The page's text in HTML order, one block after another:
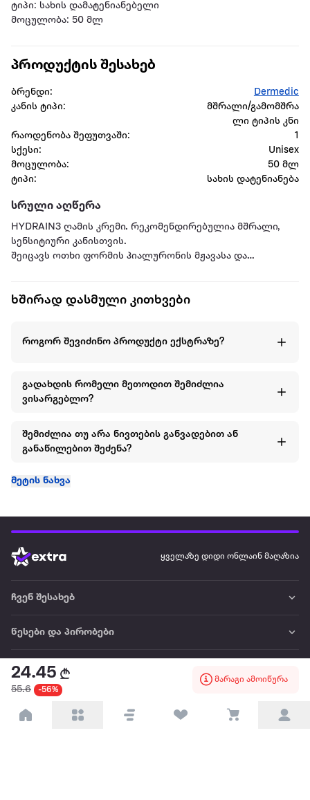
ტიპი: სახის დამატენიანებელი
მოცულობა: 50 მლ
24.45
55.6 -56%
მარაგი ამოიწურა
პროდუქტის შესახებ
ბრენდი:
Dermedic
კანის ტიპი:
მშრალი/გამომშრა
ლი ტიპის კნი
რაოდენობა შეფუთვაში:
1
სქესი:
Unisex
მოცულობა:
50 მლ
ტიპი:
სახის დატენიანება
სრული აღწერა
HYDRAIN3 ღამის კრემი. რეკომენდირებულია მშრალი,
სენსიტიური კანისთვის.
შეიცავს ოთხი ფორმის ჰიალურონის მჟავასა და
ინტენსიურ დატენიანებას და მისი ბარიერის აღდგენას.
მოძრაობით. ჰიპოალერგიული, შეიცავს თერმულ წყალს.
ხშირად დასმული კითხვები
როგორ შევიძინო პროდუქტი ექსტრაზე?
გადახდის რომელი მეთოდით შემიძლია
ვისარგებლო?
შემიძლია თუ არა ნივთების განვადებით ან
განაწილებით შეძენა?
მეტის ნახვა
ყველაზე დიდი ონლაინ მაღაზია
ჩვენ შესახებ
წესები და პირობები
პარტნიორებისთვის